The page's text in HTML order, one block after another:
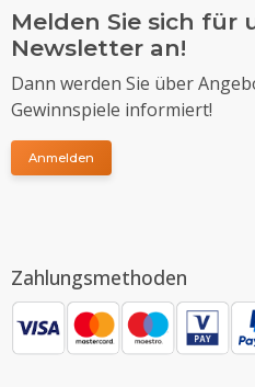
Melden Sie sich für
Newsletter an!
Dann werden Sie über
Gewinnspiele informiert!
Anmelden
Zahlungsmethoden